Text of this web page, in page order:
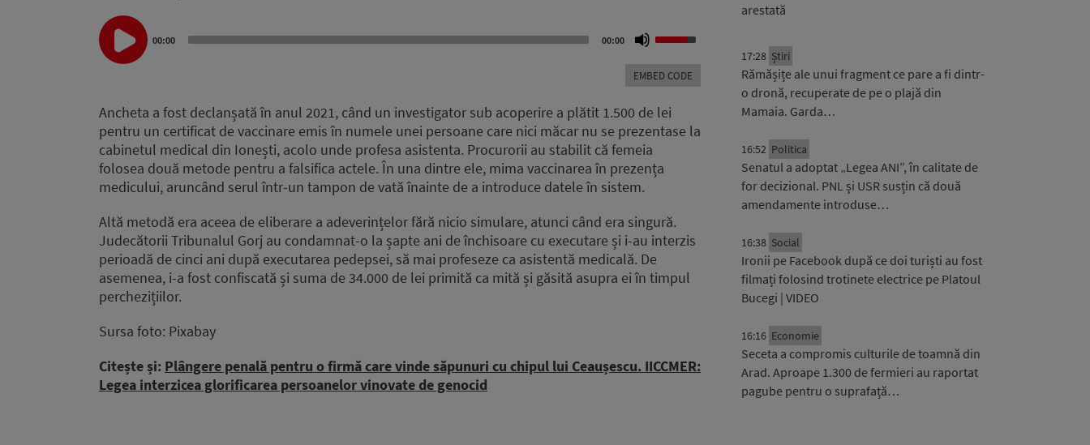
Audio
Player
00:00 00:00
Up/Down
keys
increase
or
volume.
EMBED CODE
Ancheta a fost declanșată în anul 2021, când un investigator sub acoperire a plătit 1.500 de lei
pentru un certificat de vaccinare emis în numele unei persoane care nici măcar nu se prezentase la
cabinetul medical din Ionești, acolo unde profesa asistenta. Procurorii au stabilit că femeia
folosea două metode pentru a falsifica actele. În una dintre ele, mima vaccinarea în prezența
medicului, aruncând serul într-un tampon de vată înainte de a introduce datele în sistem.
Altă metodă era aceea de eliberare a adeverințelor fără nicio simulare, atunci când era singură.
Judecătorii Tribunalul Gorj au condamnat-o la șapte ani de închisoare cu executare și i-au interzis
perioadă de cinci ani după executarea pedepsei, să mai profeseze ca asistentă medicală. De
asemenea, i-a fost confiscată și suma de 34.000 de lei primită ca mită și găsită asupra ei în timpul
perchezițiilor.
Sursa foto: Pixabay
Citește și: Plângere penală pentru o firmă care vinde săpunuri cu chipul lui Ceaușescu. IICCMER:
Legea interzicea glorificarea persoanelor vinovate de genocid
arestată
17:28 Știri
Rămășițe ale unui fragment ce pare a fi dintr-
o dronă, recuperate de pe o plajă din
Mamaia. Garda…
16:52 Politica
Senatul a adoptat „Legea ANI”, în calitate de
for decizional. PNL și USR susțin că două
amendamente introduse…
16:38 Social
Ironii pe Facebook după ce doi turiști au fost
filmați folosind trotinete electrice pe Platoul
Bucegi | VIDEO
16:16 Economie
Seceta a compromis culturile de toamnă din
Arad. Aproape 1.300 de fermieri au raportat
pagube pentru o suprafață…